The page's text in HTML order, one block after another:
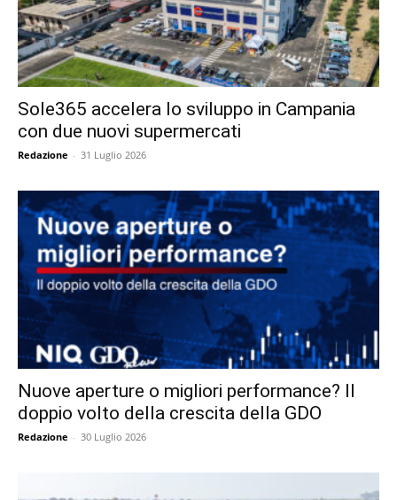
Sole365 accelera lo sviluppo in Campania
con due nuovi supermercati
Redazione - 31 Luglio 2026
Nuove aperture o migliori performance? Il
doppio volto della crescita della GDO
Redazione - 30 Luglio 2026